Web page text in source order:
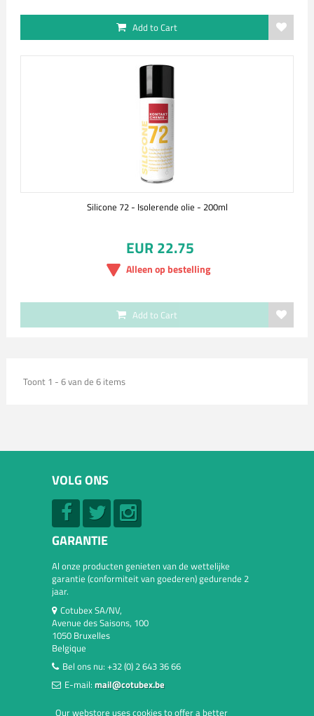
Add to Cart
Silicone 72 - Isolerende olie - 200ml
EUR 22.75
Alleen op bestelling
Add to Cart
Toont 1 - 6 van de 6 items
VOLG ONS
GARANTIE
Al onze producten genieten van de wettelijke
garantie (conformiteit van goederen) gedurende 2
jaar.
Cotubex SA/NV,
Avenue des Saisons, 100
1050 Bruxelles
Belgique
Bel ons nu: +32 (0) 2 643 36 66
E-mail: mail@cotubex.be
Our webstore uses cookies to offer a better